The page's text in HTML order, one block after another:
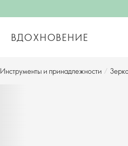
ВДОХНОВЕНИЕ
Инструменты и принадлежности /